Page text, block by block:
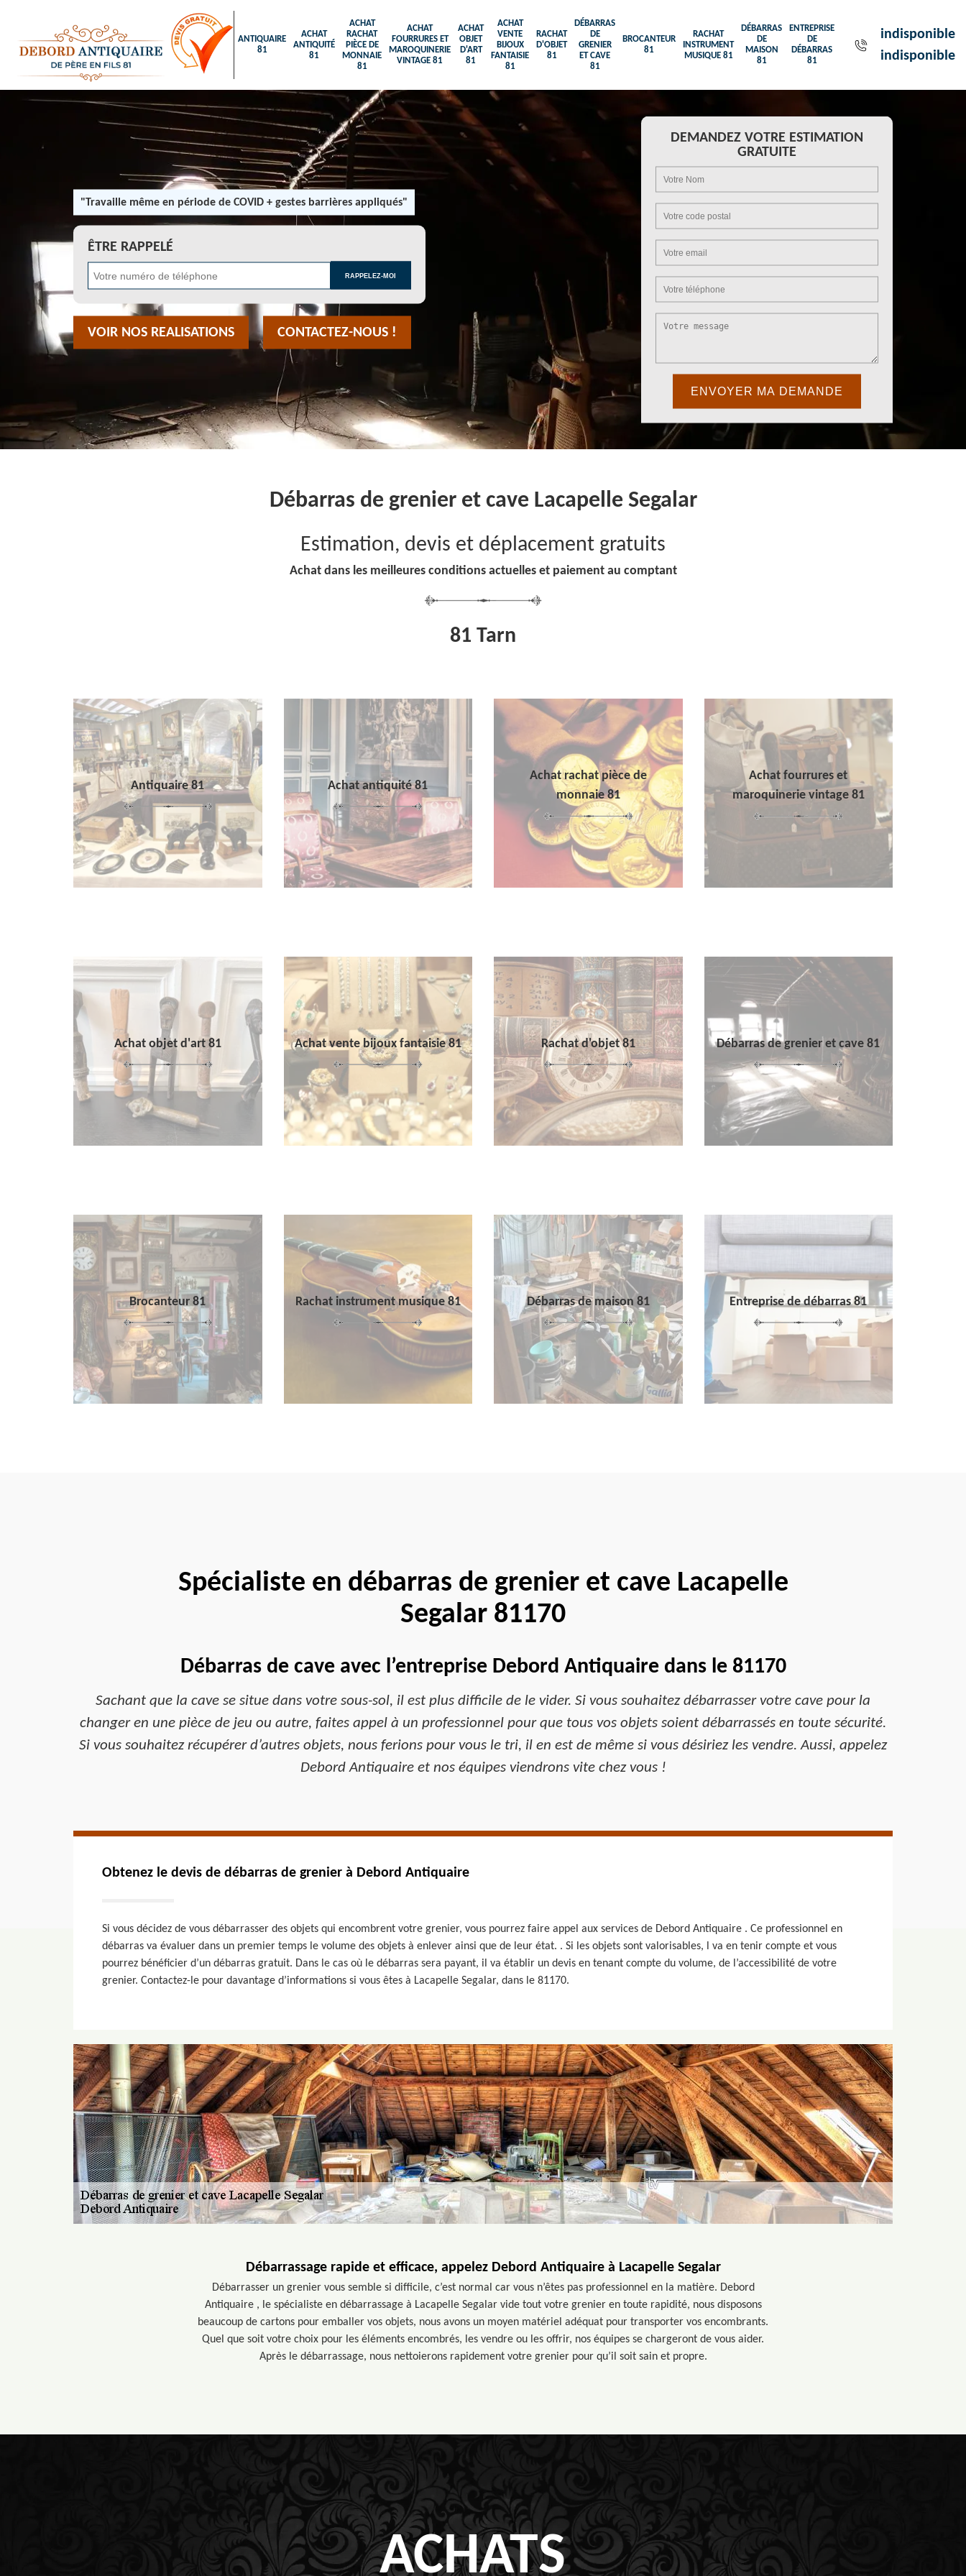
ANTIQUAIRE
81
ACHAT
ANTIQUITÉ
81
ACHAT
RACHAT
PIÈCE DE
MONNAIE
81
ACHAT
FOURRURES ET
MAROQUINERIE
VINTAGE 81
ACHAT
OBJET
D'ART
81
ACHAT
VENTE
BIJOUX
FANTAISIE
81
RACHAT
D'OBJET
81
DÉBARRAS
DE
GRENIER
ET CAVE
81
BROCANTEUR
81
RACHAT
INSTRUMENT
MUSIQUE 81
DÉBARRAS
DE
MAISON
81
ENTREPRISE
DE
DÉBARRAS
81
indisponible
indisponible
"Travaille même en période de COVID + gestes barrières appliqués"
ÊTRE RAPPELÉ
VOIR NOS REALISATIONS CONTACTEZ-NOUS !
DEMANDEZ VOTRE ESTIMATION
GRATUITE
Débarras de grenier et cave Lacapelle Segalar
Estimation, devis et déplacement gratuits
Achat dans les meilleures conditions actuelles et paiement au comptant
81 Tarn
Antiquaire 81 Achat antiquité 81
Achat rachat pièce de
monnaie 81
Achat fourrures et
maroquinerie vintage 81
Achat objet d'art 81 Achat vente bijoux fantaisie 81 Rachat d'objet 81 Débarras de grenier et cave 81
Brocanteur 81 Rachat instrument musique 81 Débarras de maison 81 Entreprise de débarras 81
Spécialiste en débarras de grenier et cave Lacapelle
Segalar 81170
Débarras de cave avec l’entreprise Debord Antiquaire dans le 81170
Sachant que la cave se situe dans votre sous-sol, il est plus difficile de le vider. Si vous souhaitez débarrasser votre cave pour la
changer en une pièce de jeu ou autre, faites appel à un professionnel pour que tous vos objets soient débarrassés en toute sécurité.
Si vous souhaitez récupérer d’autres objets, nous ferions pour vous le tri, il en est de même si vous désiriez les vendre. Aussi, appelez
Debord Antiquaire et nos équipes viendrons vite chez vous !
Obtenez le devis de débarras de grenier à Debord Antiquaire
Si vous décidez de vous débarrasser des objets qui encombrent votre grenier, vous pourrez faire appel aux services de Debord Antiquaire . Ce professionnel en
débarras va évaluer dans un premier temps le volume des objets à enlever ainsi que de leur état. . Si les objets sont valorisables, l va en tenir compte et vous
pourrez bénéficier d’un débarras gratuit. Dans le cas où le débarras sera payant, il va établir un devis en tenant compte du volume, de l’accessibilité de votre
grenier. Contactez-le pour davantage d’informations si vous êtes à Lacapelle Segalar, dans le 81170.
Débarrassage rapide et efficace, appelez Debord Antiquaire à Lacapelle Segalar
Débarrasser un grenier vous semble si difficile, c’est normal car vous n’êtes pas professionnel en la matière. Debord
Antiquaire , le spécialiste en débarrassage à Lacapelle Segalar vide tout votre grenier en toute rapidité, nous disposons
beaucoup de cartons pour emballer vos objets, nous avons un moyen matériel adéquat pour transporter vos encombrants.
Quel que soit votre choix pour les éléments encombrés, les vendre ou les offrir, nos équipes se chargeront de vous aider.
Après le débarrassage, nous nettoierons rapidement votre grenier pour qu’il soit sain et propre.
ACHATS